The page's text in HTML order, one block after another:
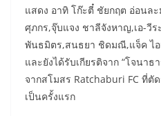
แสดง อาทิ โก๊ะตี๋ ชัยกฤต อ่อนล
ศุภกร,จุ๊บแจง ชาลีจังหาญ,เอ-วีร
พันธมิตร,สนธยา ชิดมณี,แจ็ค ไ
และยังได้รับเกียรติจาก “โจนาธ
จากสโมสร Ratchaburi FC ที่ตั
เป็นครั้งแรก